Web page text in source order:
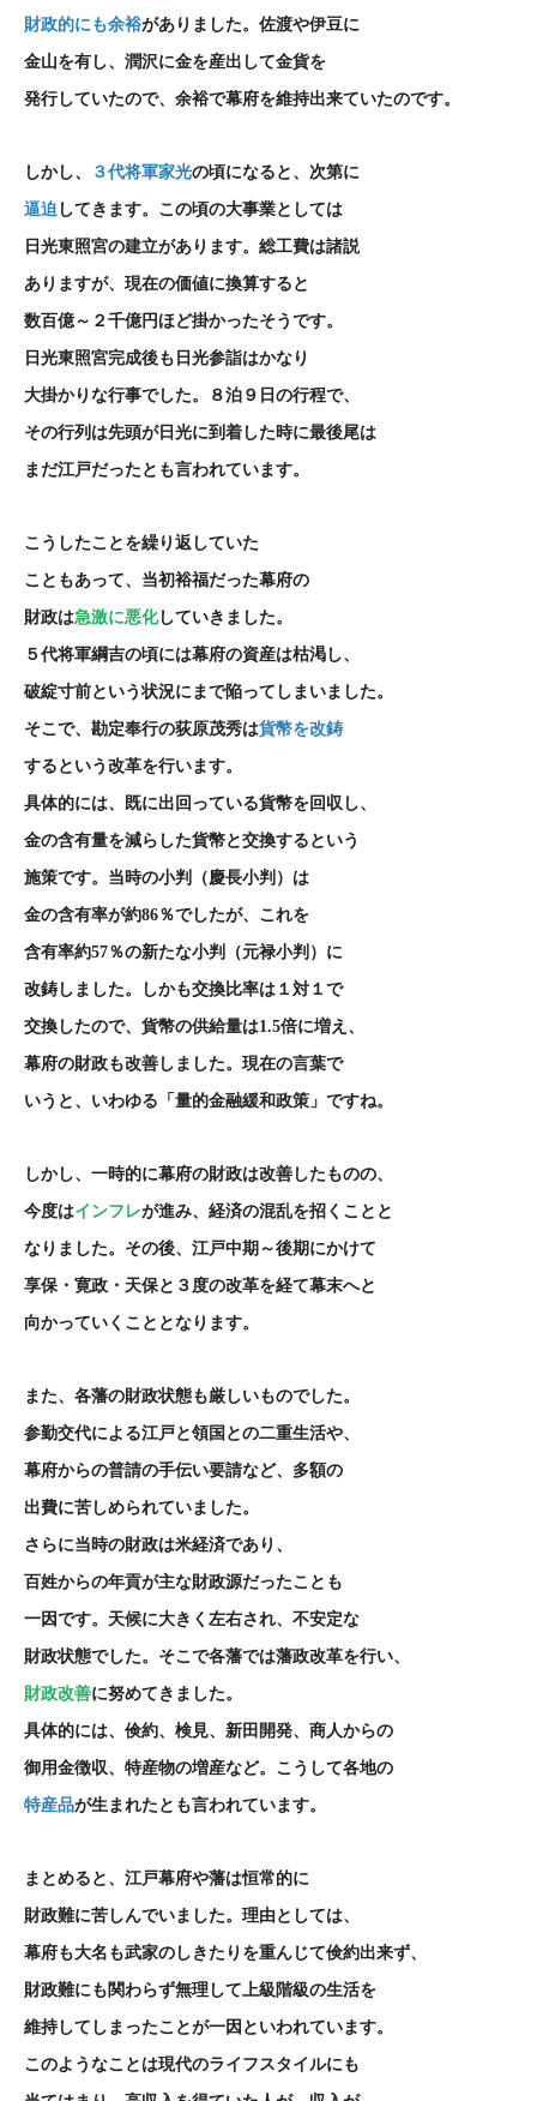
財政的にも余裕がありました。佐渡や伊豆に
金山を有し、潤沢に金を産出して金貨を
発行していたので、余裕で幕府を維持出来ていたのです。
しかし、 ３代将軍家光の頃になると、次第に
逼迫 してきます。この頃の大事業としては
日光東照宮の建立があります。総工費は諸説
ありますが、現在の価値に換算すると
数百億～２千億円ほど掛かったそうです。
日光東照宮完成後も日光参詣はかなり
大掛かりな行事でした。８泊９日の行程で、
その行列は先頭が日光に到着した時に最後尾は
まだ江戸だったとも言われています。
こうしたことを繰り返していた
こともあって、当初裕福だった幕府の
財政は急激に悪化していきました。
５代将軍綱吉の頃には幕府の資産は枯渇し、
破綻寸前という状況にまで陥ってしまいました。
そこで、勘定奉行の荻原茂秀は貨幣を改鋳
するという改革を行います。
具体的には、既に出回っている貨幣を回収し、
金の含有量を減らした貨幣と交換するという
施策です。当時の小判（慶長小判）は
金の含有率が約86％でしたが、これを
含有率約57％の新たな小判（元禄小判）に
改鋳しました。しかも交換比率は１対１で
交換したので、貨幣の供給量は1.5倍に増え、
幕府の財政も改善しました。現在の言葉で
いうと、いわゆる「量的金融緩和政策」ですね。
しかし、一時的に幕府の財政は改善したものの、
今度はインフレが進み、経済の混乱を招くことと
なりました。その後、江戸中期～後期にかけて
享保・寛政・天保と３度の改革を経て幕末へと
向かっていくこととなります。
また、各藩の財政状態も厳しいものでした。
参勤交代による江戸と領国との二重生活や、
幕府からの普請の手伝い要請など、多額の
出費に苦しめられていました。
さらに当時の財政は米経済であり、
百姓からの年貢が主な財政源だったことも
一因です。天候に大きく左右され、不安定な
財政状態でした。そこで各藩では藩政改革を行い、
財政改善に努めてきました。
具体的には、倹約、検見、新田開発、商人からの
御用金徴収、特産物の増産など。こうして各地の
特産品が生まれたとも言われています。
まとめると、江戸幕府や藩は恒常的に
財政難に苦しんでいました。理由としては、
幕府も大名も武家のしきたりを重んじて倹約出来ず、
財政難にも関わらず無理して上級階級の生活を
維持してしまったことが一因といわれています。
このようなことは現代のライフスタイルにも